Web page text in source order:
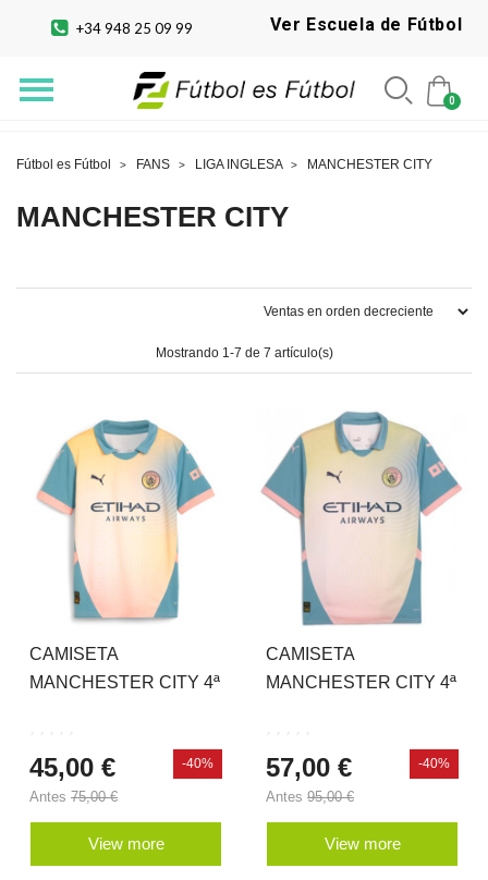
+34 948 25 09 99 Ver Escuela de Fútbol
Fútbol es Fútbol FANS LIGA INGLESA MANCHESTER CITY
MANCHESTER CITY
Mostrando 1-7 de 7 artículo(s)
CAMISETA
MANCHESTER CITY 4ª
45,00 €
Antes 75,00 €
-40%
View more
CAMISETA
MANCHESTER CITY 4ª
57,00 €
Antes 95,00 €
-40%
View more